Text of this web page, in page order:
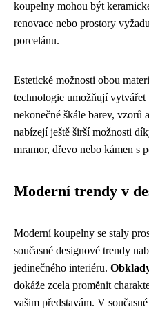
koupelny mohou být
renovace nebo prostory
porcelánu.
Estetické možnosti obou
technologie umožňují
nekonečné škále barev, vzorů
nabízejí ještě širší možnosti
mramor, dřevo nebo kámen s
Moderní trendy v
Moderní koupelny se staly
současné designové trendy
jedinečného interiéru.
dokáže zcela proměnit
vašim představám. V